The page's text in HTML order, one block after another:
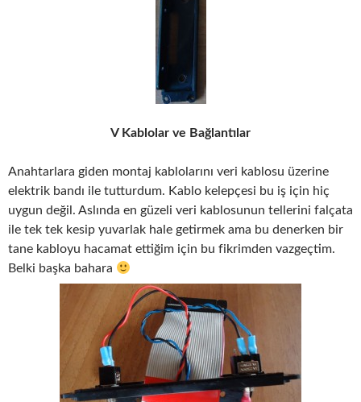
V Kablolar ve Bağlantılar
Anahtarlara giden montaj kablolarını veri kablosu üzerine
elektrik bandı ile tutturdum. Kablo kelepçesi bu iş için hiç
uygun değil. Aslında en güzeli veri kablosunun tellerini falçata
ile tek tek kesip yuvarlak hale getirmek ama bu denerken bir
tane kabloyu hacamat ettiğim için bu fikrimden vazgeçtim.
Belki başka bahara